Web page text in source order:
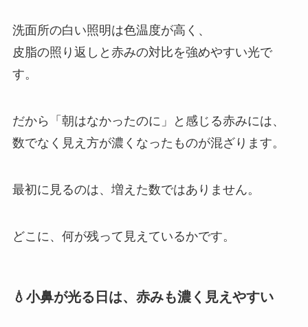
洗面所の白い照明は色温度が高く、
皮脂の照り返しと赤みの対比を強めやすい光で
す。
だから「朝はなかったのに」と感じる赤みには、
数でなく見え方が濃くなったものが混ざります。
最初に見るのは、増えた数ではありません。
どこに、何が残って見えているかです。
💧小鼻が光る日は、赤みも濃く見えやすい